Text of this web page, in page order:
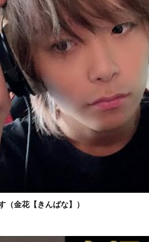
（金花【きんばな】）